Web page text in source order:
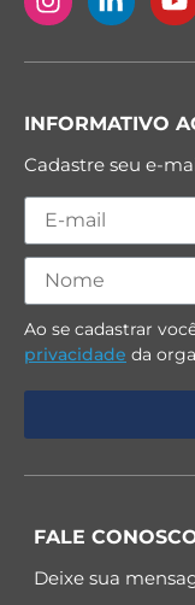
INFORMATIVO
Cadastre seu e-
Ao se cadastrar
privacidade da
FALE
Deixe sua